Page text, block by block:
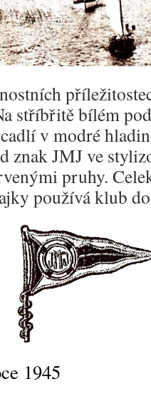
stříbřitě bílém
v modré
znak JMJ ve
pruhy.
používá klub
1945